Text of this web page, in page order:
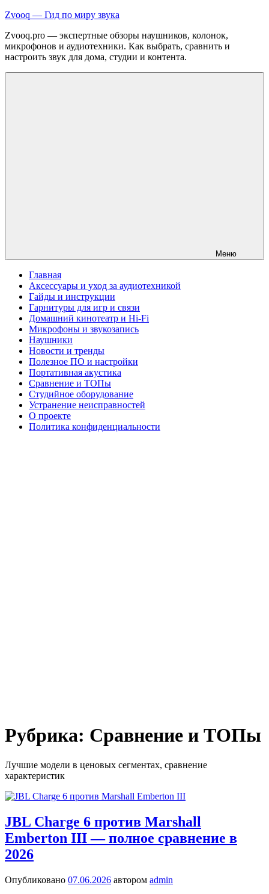
Перейти
содержимому
Zvooq — Гид по миру звука
Zvooq.pro — экспертные обзоры наушников, колонок,
микрофонов и аудиотехники. Как выбрать, сравнить и
настроить звук для дома, студии и контента.
Меню
Главная
Аксессуары и уход за аудиотехникой
Гайды и инструкции
Гарнитуры для игр и связи
Домашний кинотеатр и Hi-Fi
Микрофоны и звукозапись
Наушники
Новости и тренды
Полезное ПО и настройки
Портативная акустика
Сравнение и ТОПы
Студийное оборудование
Устранение неисправностей
О проекте
Политика конфиденциальности
Рубрика: Сравнение и ТОПы
Лучшие модели в ценовых сегментах, сравнение
характеристик
JBL Charge 6 против Marshall
Emberton III — полное сравнение в
2026
Опубликовано 07.06.2026 автором admin